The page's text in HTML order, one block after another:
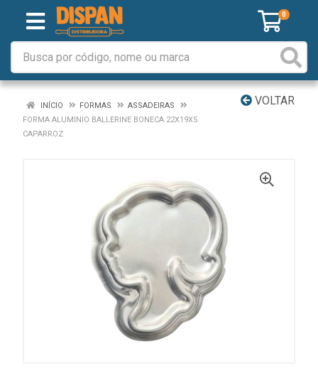
0
VOLTAR
INÍCIO FORMAS
ASSADEIRAS
FORMA ALUMINIO BALLERINE BONECA 22X19X5
CAPARROZ